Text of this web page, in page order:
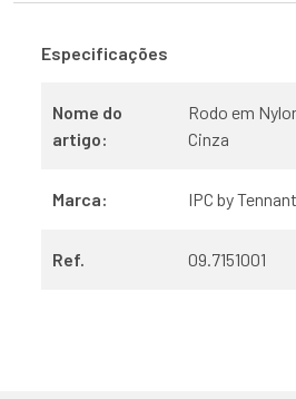
Especificações
Nome do
artigo:
Rodo em
Cinza
Marca: IPC by Tennant
Ref. 09.7151001